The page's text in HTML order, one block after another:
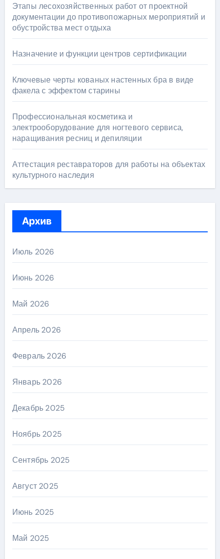
Этапы лесохозяйственных работ от проектной
документации до противопожарных мероприятий и
обустройства мест отдыха
Назначение и функции центров сертификации
Ключевые черты кованых настенных бра в виде
факела с эффектом старины
Профессиональная косметика и
электрооборудование для ногтевого сервиса,
наращивания ресниц и депиляции
Аттестация реставраторов для работы на объектах
культурного наследия
Архив
Июль 2026
Июнь 2026
Май 2026
Апрель 2026
Февраль 2026
Январь 2026
Декабрь 2025
Ноябрь 2025
Сентябрь 2025
Август 2025
Июнь 2025
Май 2025